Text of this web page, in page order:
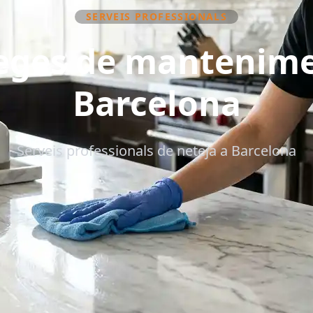
SERVEIS PROFESSIONALS
de
Barcelona
Serveis professionals de neteja a Barcelona